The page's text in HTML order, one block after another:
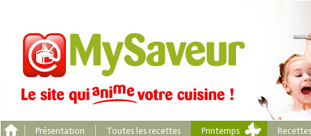
Présentation Toutes les recettes Printemps